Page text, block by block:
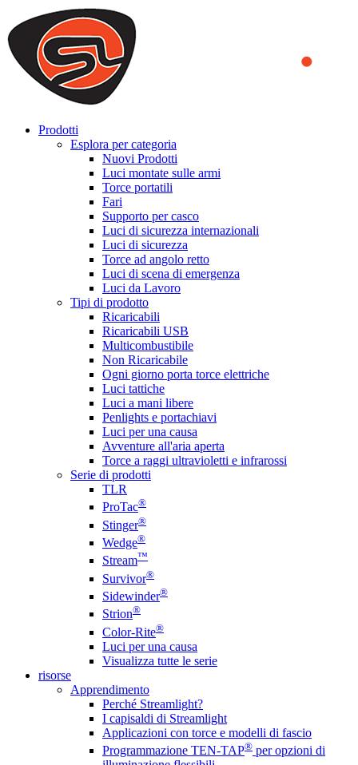
We use cookies to ensure that we provide you the best experience
on our website. By continuing to browse this website, you accept
that cookies are used to help us analyze how the website is used and
to offer you a better experience. To learn more or to find out how
you can disable cookies, you can access our
Prodotti
Esplora per categoria
Nuovi Prodotti
Luci montate sulle armi
Torce portatili
Fari
Supporto per casco
Luci di sicurezza internazionali
Luci di sicurezza
Torce ad angolo retto
Luci di scena di emergenza
Luci da Lavoro
Tipi di prodotto
Ricaricabili
Ricaricabili USB
Multicombustibile
Non Ricaricabile
Ogni giorno porta torce elettriche
Luci tattiche
Luci a mani libere
Penlights e portachiavi
Luci per una causa
Avventure all'aria aperta
Torce a raggi ultravioletti e infrarossi
Serie di prodotti
TLR
ProTac®
Stinger®
Wedge®
Stream™
Survivor®
Sidewinder®
Strion®
Color-Rite®
Luci per una causa
Visualizza tutte le serie
risorse
Apprendimento
Perché Streamlight?
I capisaldi di Streamlight
Applicazioni con torce e modelli di fascio
Programmazione TEN-TAP® per opzioni di